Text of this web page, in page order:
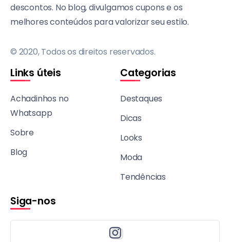
descontos. No blog, divulgamos cupons e os
melhores conteúdos para valorizar seu estilo.
© 2020, Todos os direitos reservados.
Links úteis
Achadinhos no
Whatsapp
Sobre
Blog
Categorias
Destaques
Dicas
Looks
Moda
Tendências
Siga-nos